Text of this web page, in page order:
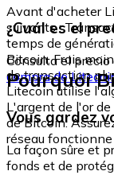
Avant d'acheter
suivants :
temps de
Bitcoin. Frais
de transaction
Litecoin utilise
L'argent de l'or
de Bitcoin.
réseau
¿Cuál es el
Consulta el
compra de
Pourquoi
Vous gardez
La façon sûre et
fonds et de